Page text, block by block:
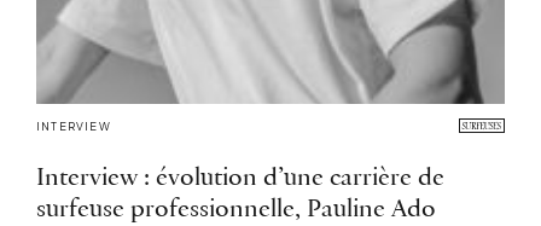
INTERVIEW
Interview : évolution d’une carrière de
surfeuse professionnelle, Pauline Ado